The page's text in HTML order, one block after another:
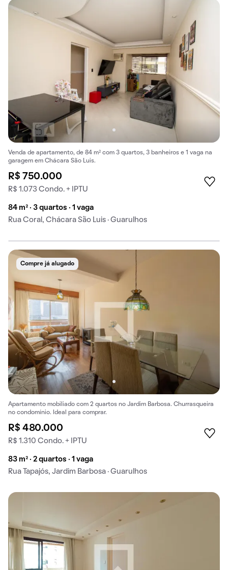
Venda de apartamento, de 84 m² com 3 quartos, 3 banheiros e 1 vaga na
garagem em Chácara São Luis.
R$ 750.000
R$ 1.073 Condo. + IPTU
84 m² · 3 quartos · 1 vaga
Rua Coral, Chácara São Luis · Guarulhos
Compre já alugado
Apartamento mobiliado com 2 quartos no Jardim Barbosa. Churrasqueira
no condomínio. Ideal para comprar.
R$ 480.000
R$ 1.310 Condo. + IPTU
83 m² · 2 quartos · 1 vaga
Rua Tapajós, Jardim Barbosa · Guarulhos